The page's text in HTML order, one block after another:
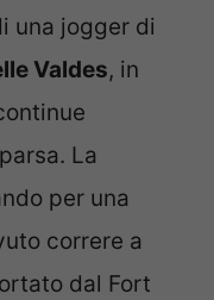
una jogger di
Valdes, in
La
per una
correre a
dal Fort